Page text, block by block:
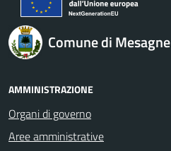
Comune di Mesagne
AMMINISTRAZIONE
Organi di governo
Aree amministrative